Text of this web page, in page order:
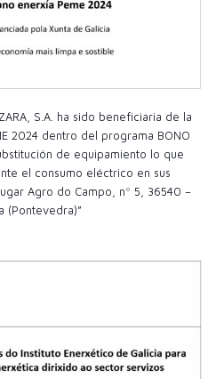
S.A. ha sido beneficiaria de la
2024 dentro del programa BONO
de equipamiento lo que
el consumo eléctrico en sus
Agro do Campo, nº 5, 36540 –
(Pontevedra)”